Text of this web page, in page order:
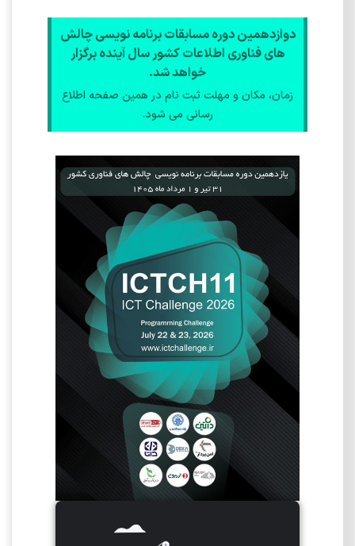
دوازدهمین دوره مسابقات برنامه نویسی چالش
های فناوری اطلاعات کشور سال آینده برگزار
خواهد شد.
زمان، مکان و مهلت ثبت نام در همین صفحه اطلاع
رسانی می شود.